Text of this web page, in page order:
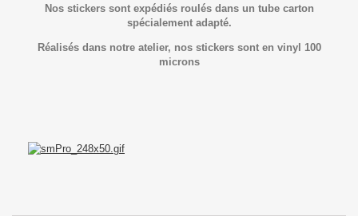
Nos stickers sont expédiés roulés dans un tube carton
spécialement adapté.
Réalisés dans notre atelier, nos stickers sont en vinyl 100
microns